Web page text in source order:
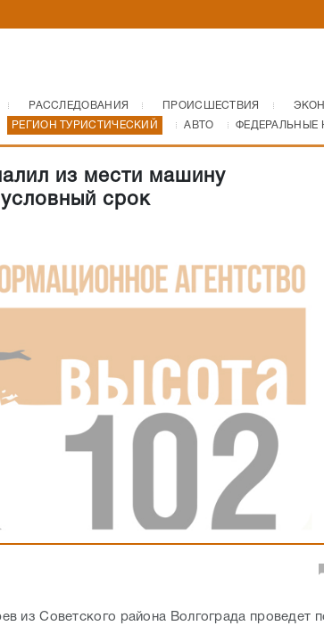
РАССЛЕДОВАНИЯ ПРОИСШЕСТВИЯ
РЕГИОН ТУРИСТИЧЕСКИЙ АВТО ФЕДЕРАЛЬНЫЕ
из мести машину
срок
из Советского района Волгограда проведет